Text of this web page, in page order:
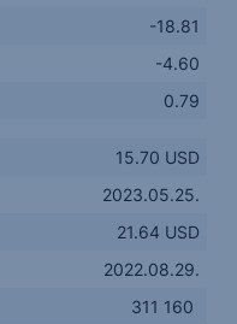
-18.81
-4.60
0.79
15.70 USD
2023.05.25.
21.64 USD
2022.08.29.
311 160